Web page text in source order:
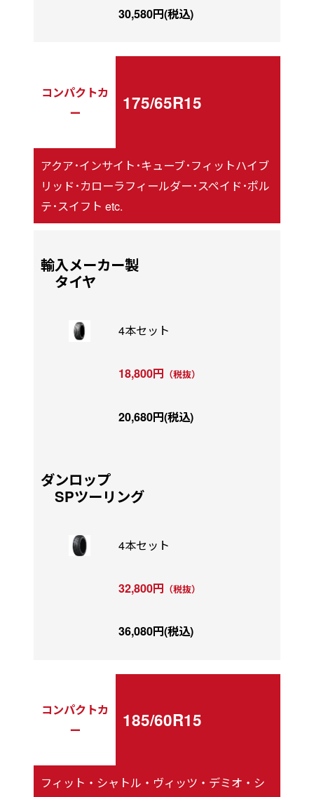
30,580円(税込)
コンパクトカ
ー
175/65R15
アクア･インサイト･キューブ･フィットハイブ
リッド･カローラフィールダー･スペイド･ポル
テ･スイフト etc.
輸入メーカー製
タイヤ
4本セット
18,800円 （税抜）
20,680円(税込)
ダンロップ
SPツーリング
4本セット
32,800円 （税抜）
36,080円(税込)
コンパクトカ
ー
185/60R15
フィット・シャトル・ヴィッツ・デミオ・シ